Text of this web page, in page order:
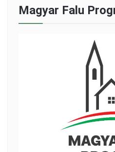
Magyar Falu